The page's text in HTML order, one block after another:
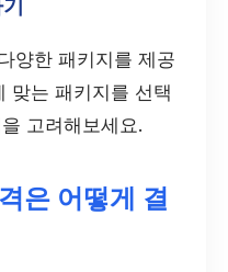
양한 패키지를 제공
맞는 패키지를 선택
고려해보세요.
은 어떻게 결